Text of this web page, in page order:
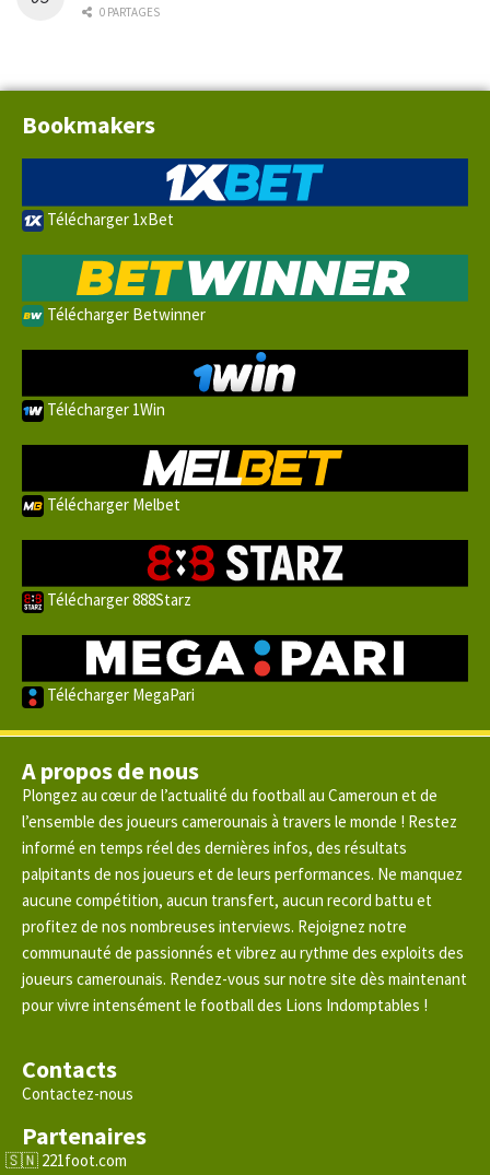
0 PARTAGES
Bookmakers
Télécharger 1xBet
Télécharger Betwinner
Télécharger 1Win
Télécharger Melbet
Télécharger 888Starz
Télécharger MegaPari
A propos de nous
Plongez au cœur de l’actualité du football au Cameroun et de
l’ensemble des joueurs camerounais à travers le monde ! Restez
informé en temps réel des dernières infos, des résultats
palpitants de nos joueurs et de leurs performances. Ne manquez
aucune compétition, aucun transfert, aucun record battu et
profitez de nos nombreuses interviews. Rejoignez notre
communauté de passionnés et vibrez au rythme des exploits des
joueurs camerounais. Rendez-vous sur notre site dès maintenant
pour vivre intensément le football des Lions Indomptables !
Contacts
Contactez-nous
Partenaires
221foot.com